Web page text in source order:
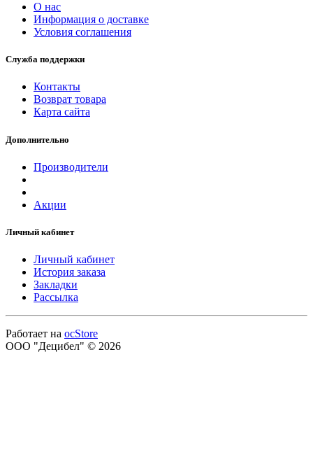
О нас
Информация о доставке
Условия соглашения
Служба поддержки
Контакты
Возврат товара
Карта сайта
Дополнительно
Производители
Акции
Личный кабинет
Личный кабинет
История заказа
Закладки
Рассылка
Работает на ocStore
ООО "Децибел" © 2026